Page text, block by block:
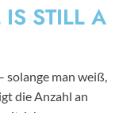
STILL A
solange man weiß,
die Anzahl an